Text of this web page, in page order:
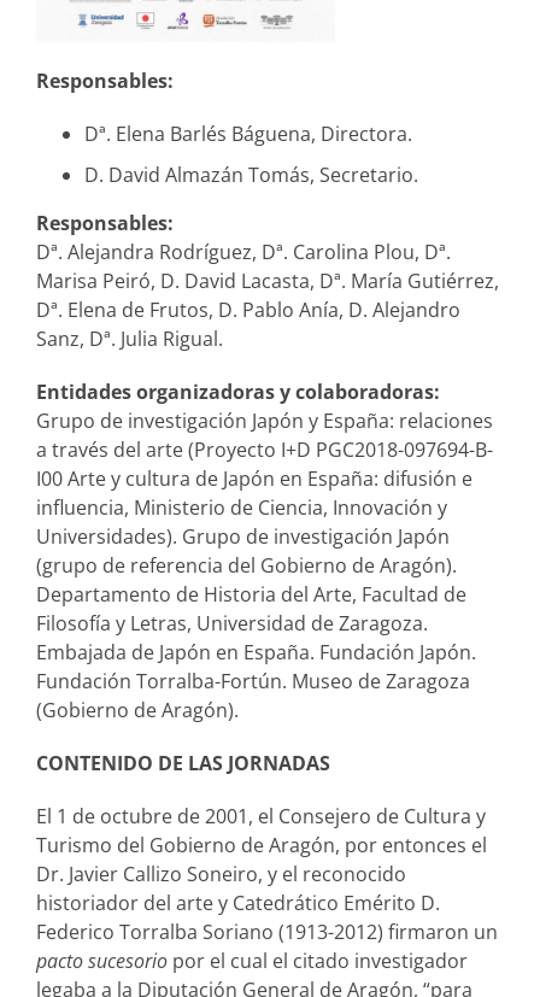
Responsables:
Dª. Elena Barlés Báguena, Directora.
D. David Almazán Tomás, Secretario.
Responsables:
Dª. Alejandra Rodríguez, Dª. Carolina Plou, Dª.
Marisa Peiró, D. David Lacasta, Dª. María Gutiérrez,
Dª. Elena de Frutos, D. Pablo Anía, D. Alejandro
Sanz, Dª. Julia Rigual.
Entidades organizadoras y colaboradoras:
Grupo de investigación Japón y España: relaciones
a través del arte (Proyecto I+D PGC2018-097694-B-
I00 Arte y cultura de Japón en España: difusión e
influencia, Ministerio de Ciencia, Innovación y
Universidades). Grupo de investigación Japón
(grupo de referencia del Gobierno de Aragón).
Departamento de Historia del Arte, Facultad de
Filosofía y Letras, Universidad de Zaragoza.
Embajada de Japón en España. Fundación Japón.
Fundación Torralba-Fortún. Museo de Zaragoza
(Gobierno de Aragón).
CONTENIDO DE LAS JORNADAS
El 1 de octubre de 2001, el Consejero de Cultura y
Turismo del Gobierno de Aragón, por entonces el
Dr. Javier Callizo Soneiro, y el reconocido
historiador del arte y Catedrático Emérito D.
Federico Torralba Soriano (1913-2012) firmaron un
pacto sucesorio por el cual el citado investigador
legaba a la Diputación General de Aragón, “para